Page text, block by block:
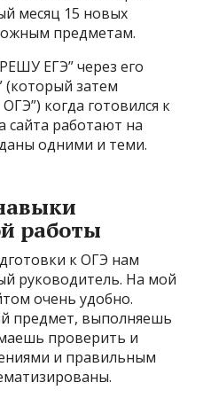
месяц 15 новых
предметам.
ЕГЭ” через его
затем
когда готовился к
сайта работают на
одними и теми.
работы
к ОГЭ нам
руководитель. На мой
очень удобно.
предмет, выполняешь
проверить и
и правильным